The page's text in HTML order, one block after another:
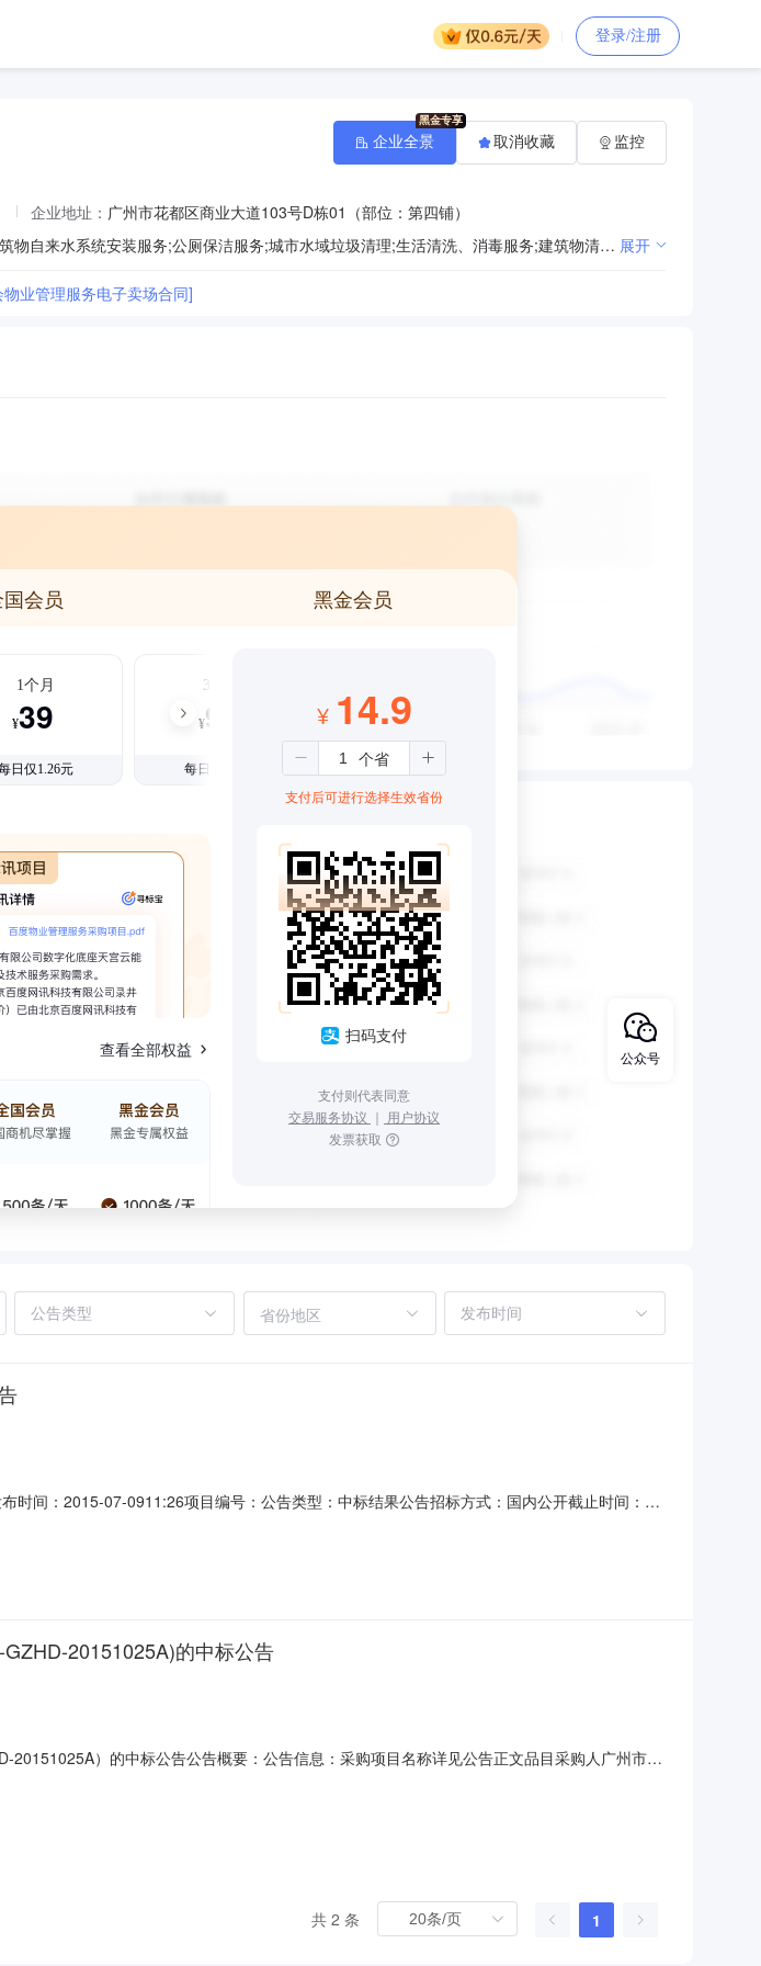
登录/注册
企业地址： 广州市花都区商业大道103号D栋01（部位：第四铺）
房屋租赁;防虫灭鼠服务;家庭服务;市政设施管理;城乡市容管理;建筑物自来水系统安装服务;公厕保洁服务;城市水域垃圾清理;生活清洗、消毒服务;建筑物清洁服务;绿化管理、养护、病虫防治服务;建筑物排水系统安装服务;机械设备专业清洗服务;餐饮管理;园林绿化工程服务;家用电子产品修理;日用电器修理;护理服务（不涉及提供住宿、医疗诊断、治疗及康复服务）;消防设施设备维修、保养;停车场经营;企业管理服务（涉及许可经营项目的除外）;其他办公设备维修;物业管理; 展开
业管理服务电子卖场合同]
企业全景 取消收藏 监控
会员 黑金会员
1个月
¥39
日仅1.26元
3个月
¥99
每日仅1.08元
查看全部权益
¥ 14.9
支付后可进行选择生效省份
扫码支付
支付则代表同意
交易服务协议 ｜ 用户协议
发票获取
省份地区
时间：2015-07-0911:26项目编号：公告类型：中标结果公告招标方式：国内公开截止时间：招
日就环境综合管理服务项目（项目编号：GZJLCG-GZHD-2015102
20151025A)的中标公告
）的中标公告公告概要：公告信息：采购项目名称详见公告正文品目采购人广州市花
州市花都区机关事务管理局采购人地址详见公告正文采购人联系方式详见公告正文代理机构名
共 2 条 1
公众号